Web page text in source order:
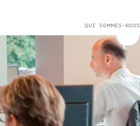
QUI SOMMES-NOUS